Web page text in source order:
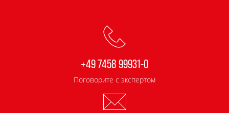
+49 7458 99931-0
Поговорите с экспертом